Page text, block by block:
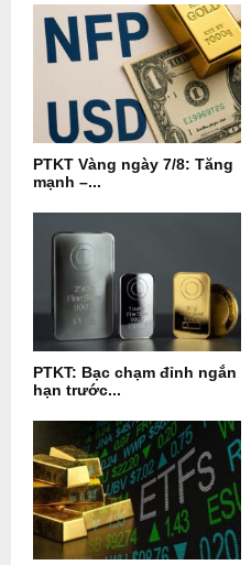
PTKT Vàng ngày 7/8: Tăng
mạnh –...
PTKT: Bạc chạm đỉnh ngắn
hạn trước...